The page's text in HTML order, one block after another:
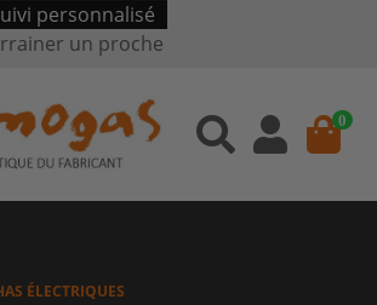
personnalisé
un proche
0
ÉLECTRIQUES